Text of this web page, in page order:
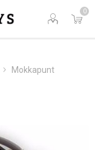
0
Mokkapunt